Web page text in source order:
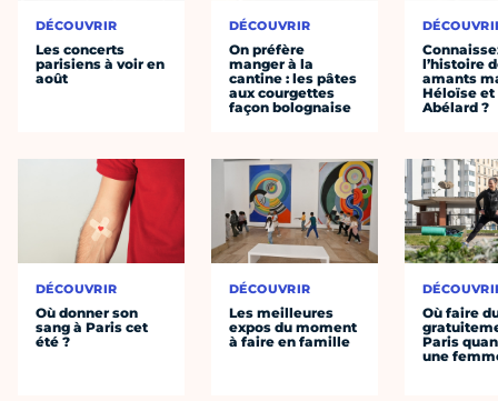
DÉCOUVRIR
Les concerts
parisiens à voir en
août
DÉCOUVRIR
Où donner son
sang à Paris cet
été ?
DÉCOUVRIR
On préfère
manger à la
cantine : les pâtes
aux courgettes
façon bolognaise
DÉCOUVRIR
Les meilleures
expos du moment
à faire en famille
l’histoire
amants
Héloïse et
Abélard ?
Où faire
Paris
une